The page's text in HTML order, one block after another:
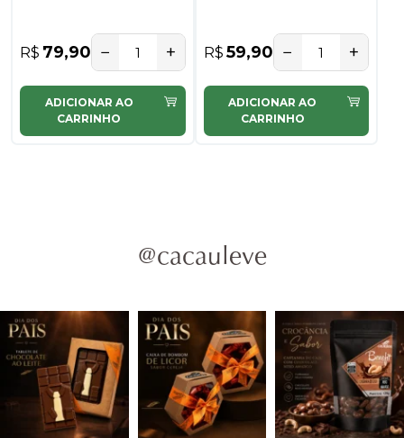
R$ 79,90 − +
ADICIONAR AO
CARRINHO
R$ 59,90 − +
ADICIONAR AO
CARRINHO
@cacauleve